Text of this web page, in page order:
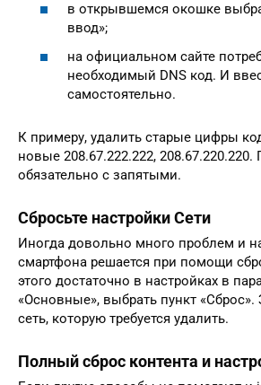
в открывшемся окошке
ввод»;
на официальном сайте
необходимый DNS код. И
самостоятельно.
К примеру, удалить старые цифры
новые 208.67.222.222, 208.67.220.220.
обязательно с запятыми.
Сбросьте настройки Сети
Иногда довольно много проблем и
смартфона решается при помощи
этого достаточно в настройках в
«Основные», выбрать пункт «Сброс».
сеть, которую требуется удалить.
Полный сброс контента и